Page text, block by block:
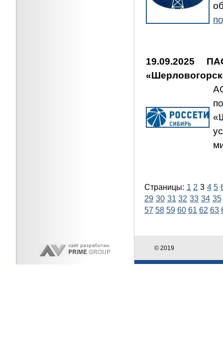
19.09.2025
Страницы: 1 2 3 4 5
29 30 31 32 33 34 35
57 58 59 60 61 62 63
© 2019